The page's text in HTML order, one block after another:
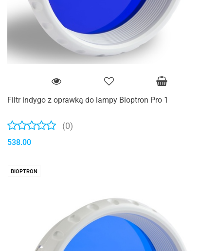
Filtr indygo z oprawką do lampy Bioptron Pro 1
(0)
538.00
BIOPTRON